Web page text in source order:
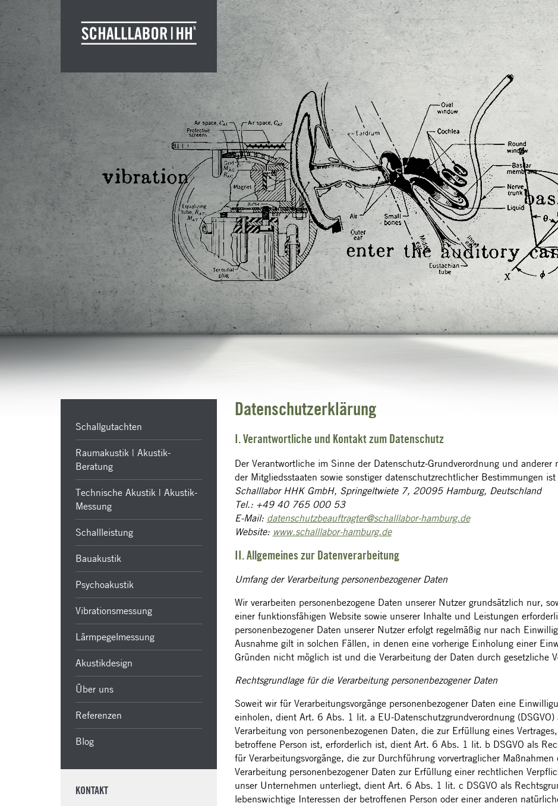
Schallgutachten
Raumakustik | Akustik-
Beratung
Technische Akustik | Akustik-
Messung
Schallleistung
Bauakustik
Psychoakustik
Vibrationsmessung
Lärmpegelmessung
Akustikdesign
Über uns
Referenzen
Blog
KONTAKT
Datenschutzerklärung
I. Verantwortliche und Kontakt zum Datenschutz
Der Verantwortliche im Sinne der Datenschutz-Grundverordnung und anderer
der Mitgliedsstaaten sowie sonstiger datenschutzrechtlicher Bestimmungen
Schalllabor HHK GmbH, Springeltwiete 7, 20095 Hamburg, Deutschland
Tel.: +49 40 765 000 53
E-Mail: datenschutzbeauftragter@schalllabor-hamburg.de
Website: www.schalllabor-hamburg.de
II. Allgemeines zur Datenverarbeitung
Umfang der Verarbeitung personenbezogener Daten
Wir verarbeiten personenbezogene Daten unserer Nutzer grundsätzlich nur,
einer funktionsfähigen Website sowie unserer Inhalte und Leistungen
personenbezogener Daten unserer Nutzer erfolgt regelmäßig nur nach
Ausnahme gilt in solchen Fällen, in denen eine vorherige Einholung einer
Gründen nicht möglich ist und die Verarbeitung der Daten durch gesetzliche
Rechtsgrundlage für die Verarbeitung personenbezogener Daten
Soweit wir für Verarbeitungsvorgänge personenbezogener Daten eine
einholen, dient Art. 6 Abs. 1 lit. a EU-Datenschutzgrundverordnung
Verarbeitung von personenbezogenen Daten, die zur Erfüllung eines
betroffene Person ist, erforderlich ist, dient Art. 6 Abs. 1 lit. b DSGVO als
für Verarbeitungsvorgänge, die zur Durchführung vorvertraglicher
Verarbeitung personenbezogener Daten zur Erfüllung einer rechtlichen
unser Unternehmen unterliegt, dient Art. 6 Abs. 1 lit. c DSGVO als
lebenswichtige Interessen der betroffenen Person oder einer anderen